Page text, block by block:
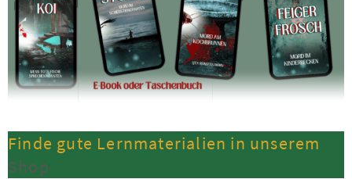
Finde gute Lernmaterialien in unserem
Shop